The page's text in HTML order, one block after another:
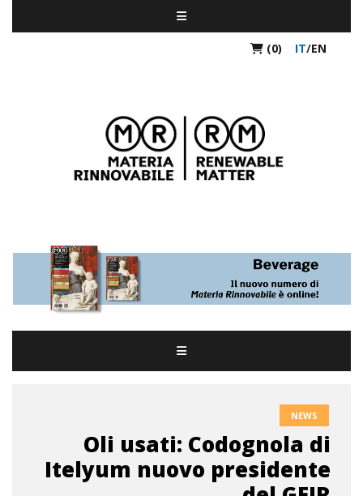
(0) IT/EN
NEWS
Oli usati: Codognola di
Itelyum nuovo presidente